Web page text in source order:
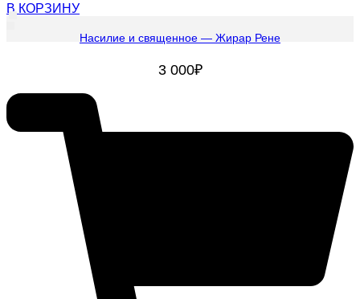
В КОРЗИНУ
Насилие и священное — Жирар Рене
3 000₽